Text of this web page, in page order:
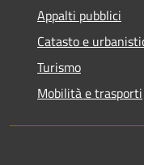
Appalti pubblici
Catasto e
Turismo
Mobilità e trasporti